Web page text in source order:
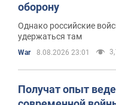
оборону
Однако российские
удержаться там
War 8.08.2026 23:01
Получат опыт